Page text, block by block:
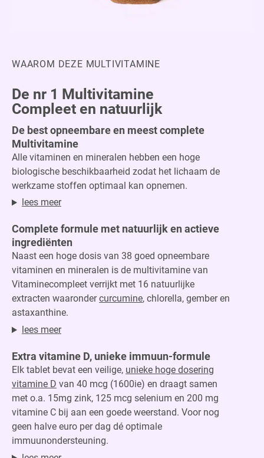
WAAROM DEZE MULTIVITAMINE
De nr 1 Multivitamine
Compleet en natuurlijk
De best opneembare en meest complete
Multivitamine
Alle vitaminen en mineralen hebben een hoge
biologische beschikbaarheid zodat het lichaam de
werkzame stoffen optimaal kan opnemen.
lees meer
Complete formule met natuurlijk en actieve
ingrediënten
Naast een hoge dosis van 38 goed opneembare
vitaminen en mineralen is de multivitamine van
Vitaminecompleet verrijkt met 16 natuurlijke
extracten waarondercurcumine, chlorella, gember en
astaxanthine.
lees meer
Extra vitamine D, unieke immuun-formule
Elk tablet bevat een veilige, unieke hoge dosering
vitamine D van 40 mcg (1600ie) en draagt samen
met o.a. 15mg zink, 125 mcg selenium en 200 mg
vitamine C bij aan een goede weerstand. Voor nog
geen halve euro per dag dé optimale
immuunondersteuning.